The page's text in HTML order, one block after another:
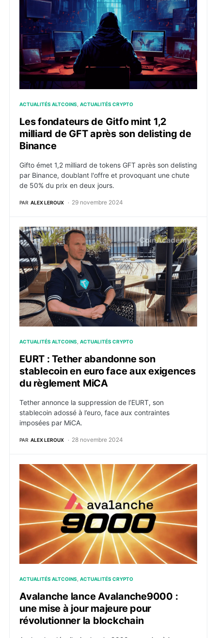
ACTUALITÉS ALTCOINS ACTUALITÉS CRYPTO
Les fondateurs de Gitfo mint 1,2
milliard de GFT après son delisting de
Binance
Gifto émet 1,2 milliard de tokens GFT après son delisting
par Binance, doublant l'offre et provoquant une chute
de 50% du prix en deux jours.
PAR ALEX LEROUX 29 novembre 2024
EURT : Tether abandonne son stablecoin en euro
ACTUALITÉS ALTCOINS ACTUALITÉS CRYPTO
EURT : Tether abandonne son
stablecoin en euro face aux exigences
du règlement MiCA
Tether annonce la suppression de l’EURT, son
stablecoin adossé à l’euro, face aux contraintes
imposées par MiCA.
PAR ALEX LEROUX 28 novembre 2024
Avalanche lance Avalanche9000 : une mise à jour
ACTUALITÉS ALTCOINS ACTUALITÉS CRYPTO
Avalanche lance Avalanche9000 :
une mise à jour majeure pour
révolutionner la blockchain